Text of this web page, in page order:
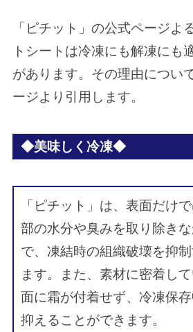
「ピチット」の公式ページよ
トシートは冷凍にも解凍にも
があります。その理由につい
ージより引用します。
◆美味しく冷凍◆
「ピチット」は、表面だけ
部の水分や臭みを取り除き
で、凍結時の組織破壊を抑
ます。また、素材に密着し
面に霜が付着せず、冷凍保
抑えることができます。